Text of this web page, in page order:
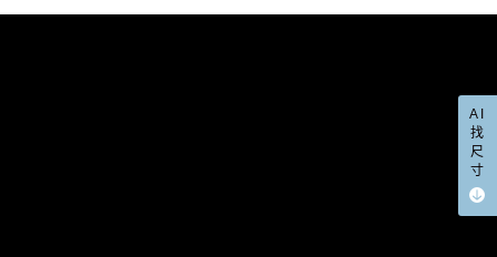
查看運費
查看運費
AI
找
尺
寸